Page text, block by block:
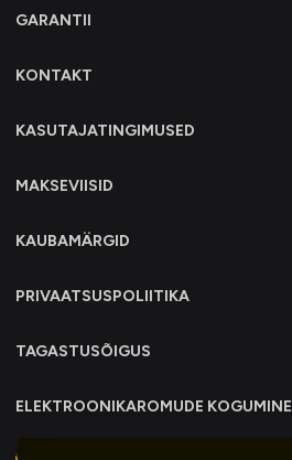
GARANTII
KONTAKT
KASUTAJATINGIMUSED
MAKSEVIISID
KAUBAMÄRGID
PRIVAATSUSPOLIITIKA
TAGASTUSÕIGUS
ELEKTROONIKAROMUDE KOGUMINE